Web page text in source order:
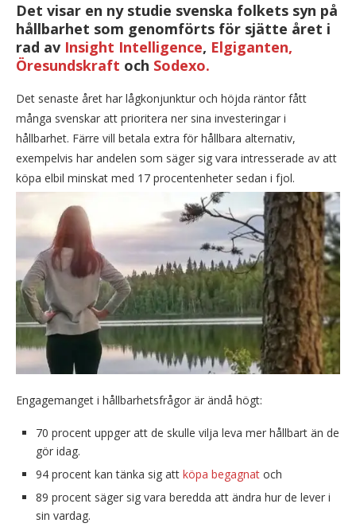
Det visar en ny studie svenska folkets syn på
hållbarhet som genomförts för sjätte året i
rad av Insight Intelligence, Elgiganten,
Öresundskraft och Sodexo.
Det senaste året har lågkonjunktur och höjda räntor fått
många svenskar att prioritera ner sina investeringar i
hållbarhet. Färre vill betala extra för hållbara alternativ,
exempelvis har andelen som säger sig vara intresserade av att
köpa elbil minskat med 17 procentenheter sedan i fjol.
Engagemanget i hållbarhetsfrågor är ändå högt:
70 procent uppger att de skulle vilja leva mer hållbart än de
gör idag.
94 procent kan tänka sig att köpa begagnat och
89 procent säger sig vara beredda att ändra hur de lever i
sin vardag.